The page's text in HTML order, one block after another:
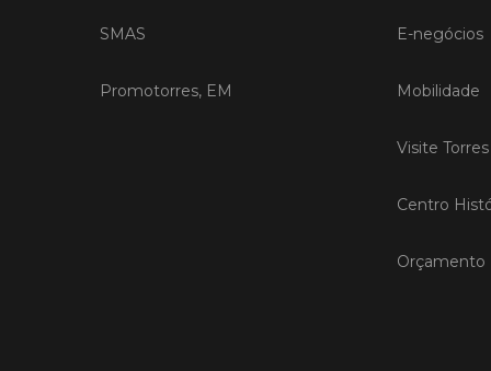
SMAS
Promotorres, EM
E-negócios
Mobilidade
Visite
Centro
Orçamento